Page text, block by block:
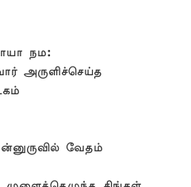
நம:
அருளிச்செய்த
வேதம்